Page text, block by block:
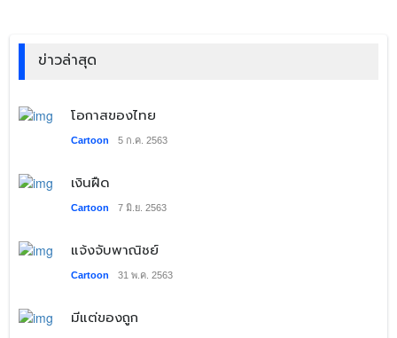
ข่าวล่าสุด
โอกาสของไทย
Cartoon 5 ก.ค. 2563
เงินฝืด
Cartoon 7 มิ.ย. 2563
แจ้งจับพาณิชย์
Cartoon 31 พ.ค. 2563
มีแต่ของถูก